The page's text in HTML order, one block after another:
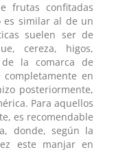
frutas confitadas
es similar al de un
suelen ser de
cereza, higos,
la comarca de
en
posteriormente,
Para aquellos
es recomendable
donde, según la
este manjar en